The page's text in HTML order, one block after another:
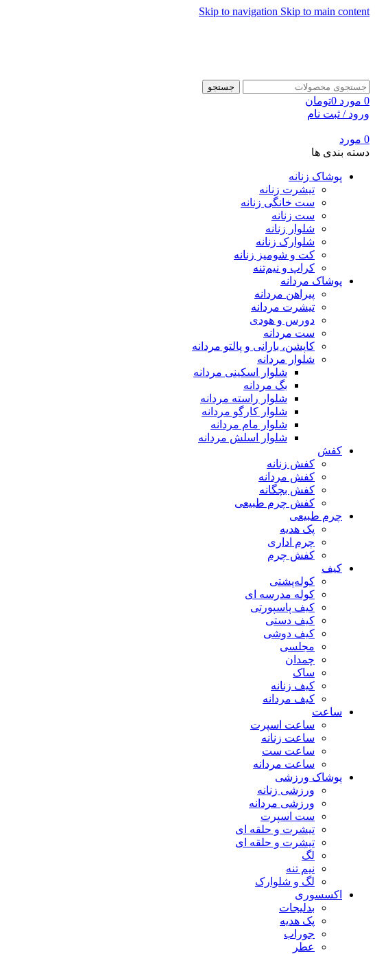
Skip to navigation Skip to main content
جستجو
0 مورد 0تومان
ورود / ثبت نام
0 مورد
دسته بندی ها
پوشاک زنانه
تیشرت زنانه
ست خانگی زنانه
ست زنانه
شلوار زنانه
شلوارک زنانه
کت و شومیز زنانه
کراپ و نیم‌تنه
پوشاک مردانه
پیراهن مردانه
تیشرت مردانه
دورس و هودی
ست مردانه
کاپشن، بارانی و پالتو مردانه
شلوار مردانه
شلوار اسکینی مردانه
بگ مردانه
شلوار راسته مردانه
شلوار کارگو مردانه
شلوار مام مردانه
شلوار اسلش مردانه
کفش
کفش زنانه
کفش مردانه
کفش بچگانه
کفش چرم طبیعی
چرم طبیعی
پک هدیه
چرم اداری
کفش چرم
کیف
کوله‌پشتی
کوله مدرسه ای
کیف پاسپورتی
کیف دستی
کیف دوشی
مجلسی
چمدان
ساک
کیف زنانه
کیف مردانه
ساعت
ساعت اسپرت
ساعت زنانه
ساعت ست
ساعت مردانه
پوشاک ورزشی
ورزشی زنانه
ورزشی مردانه
ست اسپرت
تیشرت و حلقه ای
تیشرت و حلقه ای
لگ
نیم تنه
لگ و شلوارک
اکسسوری
بدلیجات
پک هدیه
جوراب
عطر